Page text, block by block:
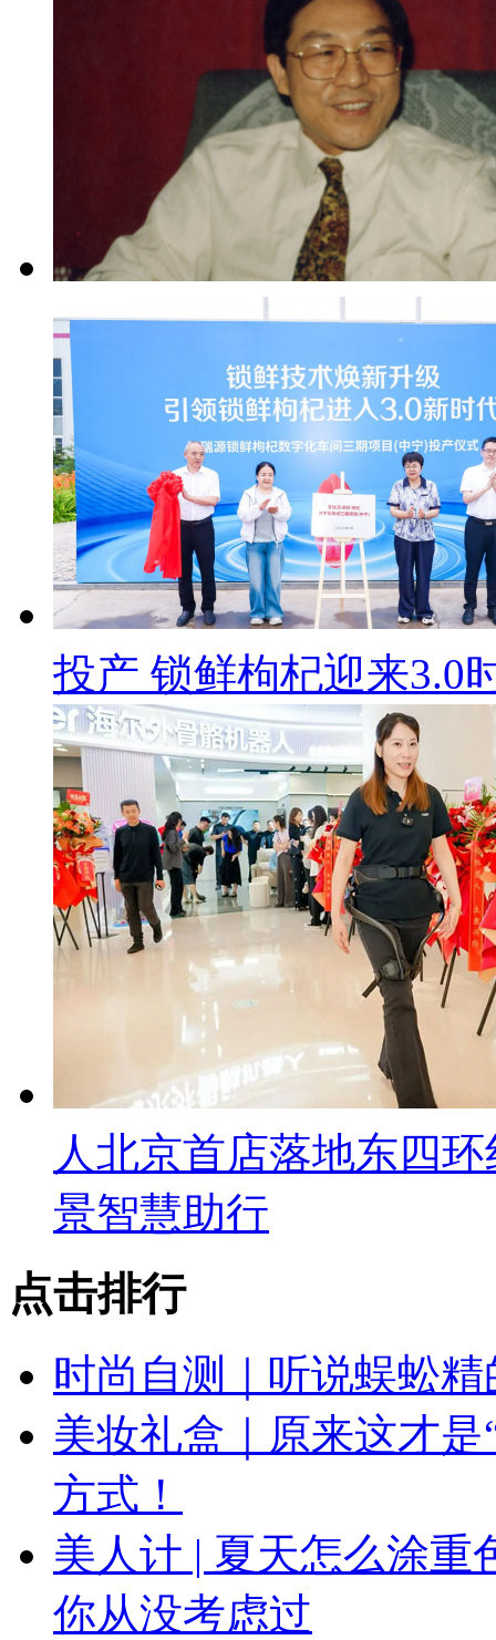
投产 锁鲜枸杞迎来3.0
人北京首店落地东四
景智慧助行
点击排行
时尚自测｜听说蜈蚣
美妆礼盒｜原来这才
方式！
美人计 | 夏天怎么涂重
你从没考虑过